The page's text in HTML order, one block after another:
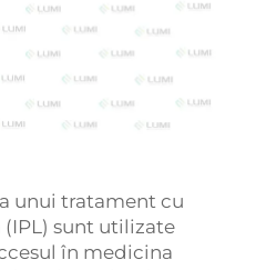
unui tratament cu
sunt utilizate
în medicina